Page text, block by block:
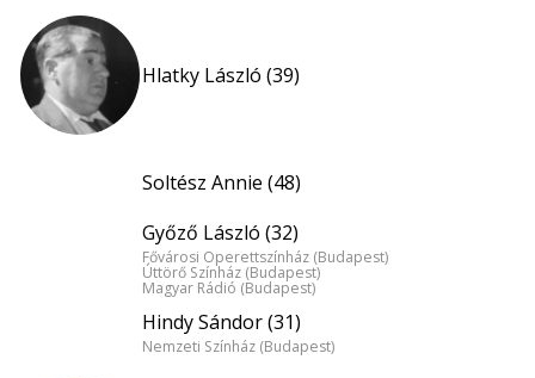
Hlatky László (39)
Soltész Annie (48)
Győző László (32)
Fővárosi Operettszínház (Budapest)
Úttörő Színház (Budapest)
Magyar Rádió (Budapest)
Hindy Sándor (31)
Nemzeti Színház (Budapest)